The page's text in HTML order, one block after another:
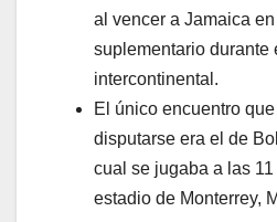
al vencer a Jamaica
suplementario durante
intercontinental.
El único encuentro
disputarse era el de
cual se jugaba a las
estadio de Monterrey,